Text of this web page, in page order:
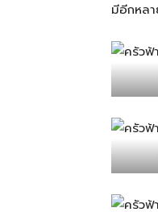
มีอีกหล